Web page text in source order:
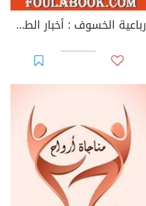
رباعية الخسوف : أخبار الطوفان الثاني # 3